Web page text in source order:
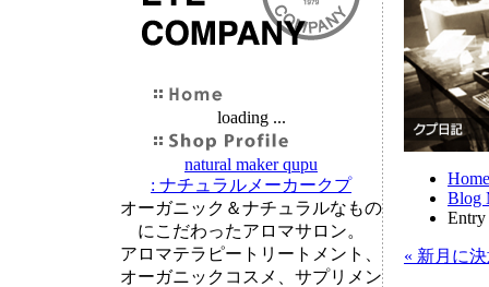
loading ...
natural maker qupu
: ナチュラルメーカークプ
オーガニック＆ナチュラルなもの
にこだわったアロマサロン。
アロマテラピートリートメント、
オーガニックコスメ、サプリメン
Home
Blog
Entry
« 新月に